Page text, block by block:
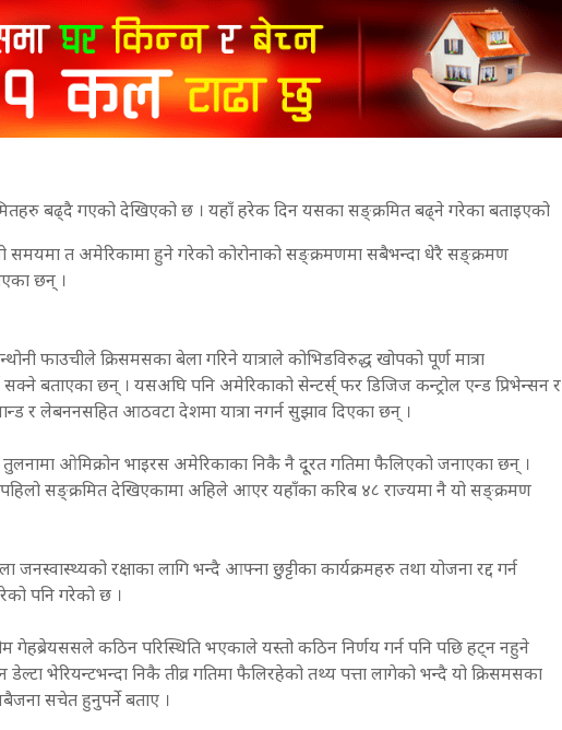
बढ्दै गएको देखिएको छ । यहाँ हरेक दिन यसका सङ्क्रमित बढ्ने गरेका बताइएको
समयमा त अमेरिकामा हुने गरेको कोरोनाको सङ्क्रमणमा सबैभन्दा धेरै सङ्क्रमण
छन् ।
फाउचीले क्रिसमसका बेला गरिने यात्राले कोभिडविरुद्ध खोपको पूर्ण मात्रा
बताएका छन् । यसअघि पनि अमेरिकाको सेन्टर्स् फर डिजिज कन्ट्रोल एन्ड प्रिभेन्सन र
र लेबननसहित आठवटा देशमा यात्रा नगर्न सुझाव दिएका छन् ।
ओमिक्रोन भाइरस अमेरिकाका निकै नै दू्रत गतिमा फैलिएको जनाएका छन् ।
सङ्क्रमित देखिएकामा अहिले आएर यहाँका करिब ४८ राज्यमा नै यो सङ्क्रमण
रक्षाका लागि भन्दै आफ्ना छुट्टीका कार्यक्रमहरु तथा योजना रद्द गर्न
पनि गरेको छ ।
गेहब्रेयससले कठिन परिस्थिति भएकाले यस्तो कठिन निर्णय गर्न पनि पछि हट्न नहुने
भेरियन्टभन्दा निकै तीव्र गतिमा फैलिरहेको तथ्य पत्ता लागेको भन्दै यो क्रिसमसका
सचेत हुनुपर्ने बताए ।